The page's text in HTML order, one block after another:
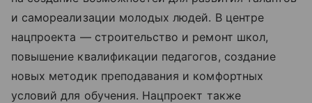
и самореализации молодых людей. В центре
нацпроекта — строительство и ремонт школ,
повышение квалификации педагогов, создание
новых методик преподавания и комфортных
условий для обучения. Нацпроект также